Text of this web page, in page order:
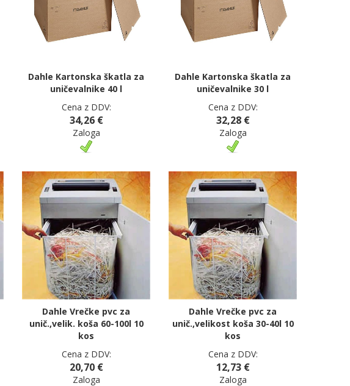
Dahle Kartonska škatla za
uničevalnike 40 l
Cena z DDV:
34,26 €
Zaloga
Dahle Kartonska škatla za
uničevalnike 30 l
Cena z DDV:
32,28 €
Zaloga
Dahle Vrečke pvc za
unič.,velik. koša 60-100l 10
kos
Cena z DDV:
20,70 €
Zaloga
Dahle Vrečke pvc za
unič.,velikost koša 30-40l 10
kos
Cena z DDV:
12,73 €
Zaloga